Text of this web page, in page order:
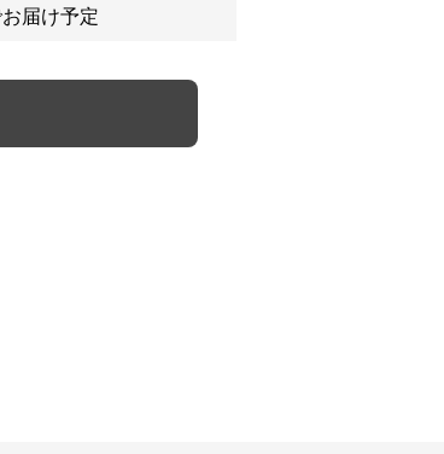
届け予定